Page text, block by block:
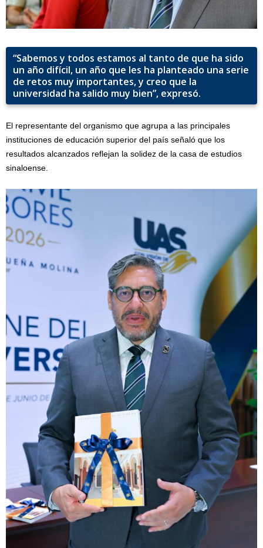
“Sabemos y todos estamos al tanto de que ha sido
un año difícil, un año que les ha planteado una serie
de retos muy importantes, y creo que la
universidad ha salido muy bien”, expresó.
El representante del organismo que agrupa a las principales
instituciones de educación superior del país señaló que los
resultados alcanzados reflejan la solidez de la casa de estudios
sinaloense.